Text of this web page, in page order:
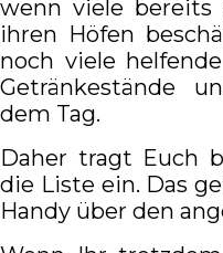
wenn viele
ihren Höfen
noch viele
Getränkestände
dem Tag.
Daher tragt Euch
die Liste ein. Das
Handy über den